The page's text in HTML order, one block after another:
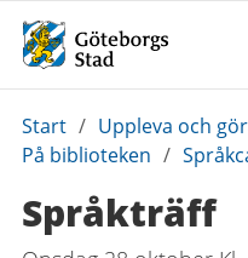
Du
är
Start / Uppleva och
På biblioteken /
Språkträff